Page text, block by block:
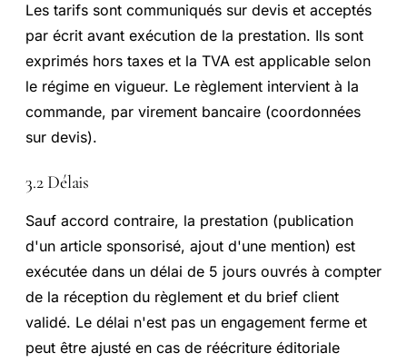
Les tarifs sont communiqués sur devis et acceptés
par écrit avant exécution de la prestation. Ils sont
exprimés hors taxes et la TVA est applicable selon
le régime en vigueur. Le règlement intervient à la
commande, par virement bancaire (coordonnées
sur devis).
3.2 Délais
Sauf accord contraire, la prestation (publication
d'un article sponsorisé, ajout d'une mention) est
exécutée dans un délai de 5 jours ouvrés à compter
de la réception du règlement et du brief client
validé. Le délai n'est pas un engagement ferme et
peut être ajusté en cas de réécriture éditoriale